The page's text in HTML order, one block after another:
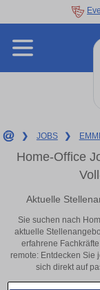
❯ JOBS ❯
Home-Office
Aktuelle
Sie suchen nach
aktuelle
erfahrene
remote: Entdecken Sie
sich direkt auf